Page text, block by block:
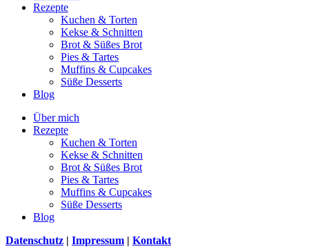
Rezepte
Kuchen & Torten
Kekse & Schnitten
Brot & Süßes Brot
Pies & Tartes
Muffins & Cupcakes
Süße Desserts
Blog
Über mich
Rezepte
Kuchen & Torten
Kekse & Schnitten
Brot & Süßes Brot
Pies & Tartes
Muffins & Cupcakes
Süße Desserts
Blog
Datenschutz | Impressum | Kontakt